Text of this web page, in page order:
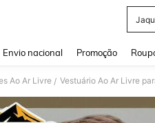
Envio nacional Promoção
Ao Ar Livre / Vestuário Ao Ar Livre